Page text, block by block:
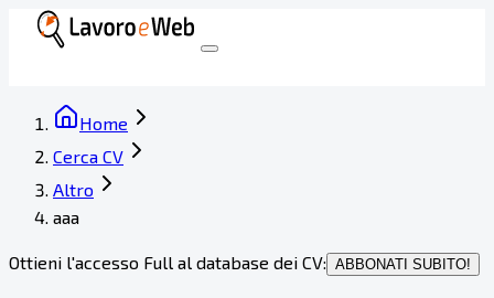
Home
Cerca CV
Altro
aaa
Ottieni l'accesso Full al database dei CV: ABBONATI SUBITO!